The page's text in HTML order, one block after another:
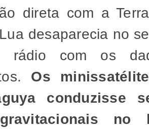
direta com a
desaparecia no
rádio com os
Os
conduzisse